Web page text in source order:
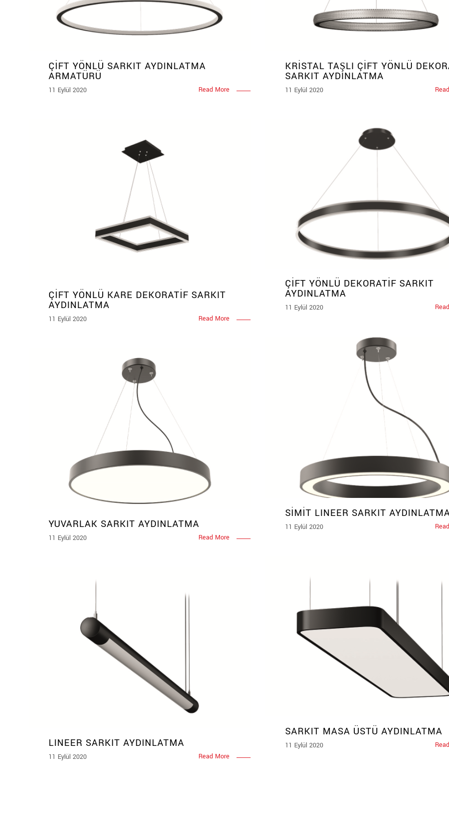
ÇİFT YÖNLÜ SARKIT AYDINLATMA
ARMATÜRÜ
11 Eylül 2020 Read More
KRİSTAL TAŞLI ÇİFT YÖNLÜ
SARKIT AYDINLATMA
11 Eylül 2020
ÇİFT YÖNLÜ KARE DEKORATİF SARKIT
AYDINLATMA
11 Eylül 2020 Read More
ÇİFT YÖNLÜ DEKORATİF SARKIT
AYDINLATMA
11 Eylül 2020
SİMİT LINEER SARKIT
11 Eylül 2020
YUVARLAK SARKIT AYDINLATMA
11 Eylül 2020 Read More
SARKIT MASA ÜSTÜ AYDINLATMA
11 Eylül 2020
LINEER SARKIT AYDINLATMA
11 Eylül 2020 Read More